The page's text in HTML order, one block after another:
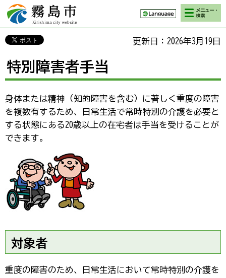
霧島市 Kirishima
city website
検索・メニ
ュー
更新日：2026年3月19日
特別障害者手当
身体または精神（知的障害を含む）に著しく重度の障害
を複数有するため、日常生活で常時特別の介護を必要と
する状態にある20歳以上の在宅者は手当を受けることが
できます。
対象者
重度の障害のため、日常生活において常時特別の介護を